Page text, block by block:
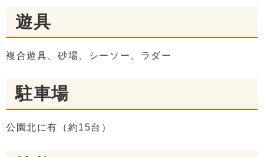
遊具
複合遊具、砂場、シーソー、ラダー
駐車場
公園北に有（約15台）